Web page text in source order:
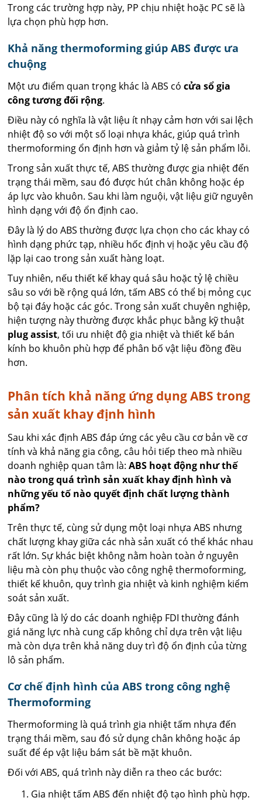
Trong các trường hợp này, PP chịu nhiệt hoặc PC sẽ là
lựa chọn phù hợp hơn.
Khả năng thermoforming giúp ABS được ưa
chuộng
Một ưu điểm quan trọng khác là ABS cócửa sổ gia
công tương đối rộng.
Điều này có nghĩa là vật liệu ít nhạy cảm hơn với sai lệch
nhiệt độ so với một số loại nhựa khác, giúp quá trình
thermoforming ổn định hơn và giảm tỷ lệ sản phẩm lỗi.
Trong sản xuất thực tế, ABS thường được gia nhiệt đến
trạng thái mềm, sau đó được hút chân không hoặc ép
áp lực vào khuôn. Sau khi làm nguội, vật liệu giữ nguyên
hình dạng với độ ổn định cao.
Đây là lý do ABS thường được lựa chọn cho các khay có
hình dạng phức tạp, nhiều hốc định vị hoặc yêu cầu độ
lặp lại cao trong sản xuất hàng loạt.
Tuy nhiên, nếu thiết kế khay quá sâu hoặc tỷ lệ chiều
sâu so với bề rộng quá lớn, tấm ABS có thể bị mỏng cục
bộ tại đáy hoặc các góc. Trong sản xuất chuyên nghiệp,
hiện tượng này thường được khắc phục bằng kỹ thuật
plug assist, tối ưu nhiệt độ gia nhiệt và thiết kế bán
kính bo khuôn phù hợp để phân bố vật liệu đồng đều
hơn.
Phân tích khả năng ứng dụng ABS trong
sản xuất khay định hình
Sau khi xác định ABS đáp ứng các yêu cầu cơ bản về cơ
tính và khả năng gia công, câu hỏi tiếp theo mà nhiều
doanh nghiệp quan tâm là:ABS hoạt động như thế
nào trong quá trình sản xuất khay định hình và
những yếu tố nào quyết định chất lượng thành
phẩm?
Trên thực tế, cùng sử dụng một loại nhựa ABS nhưng
chất lượng khay giữa các nhà sản xuất có thể khác nhau
rất lớn. Sự khác biệt không nằm hoàn toàn ở nguyên
liệu mà còn phụ thuộc vào công nghệ thermoforming,
thiết kế khuôn, quy trình gia nhiệt và kinh nghiệm kiểm
soát sản xuất.
Đây cũng là lý do các doanh nghiệp FDI thường đánh
giá năng lực nhà cung cấp không chỉ dựa trên vật liệu
mà còn dựa trên khả năng duy trì độ ổn định của từng
lô sản phẩm.
Cơ chế định hình của ABS trong công nghệ
Thermoforming
Thermoforming là quá trình gia nhiệt tấm nhựa đến
trạng thái mềm, sau đó sử dụng chân không hoặc áp
suất để ép vật liệu bám sát bề mặt khuôn.
Đối với ABS, quá trình này diễn ra theo các bước:
Gia nhiệt tấm ABS đến nhiệt độ tạo hình phù hợp.